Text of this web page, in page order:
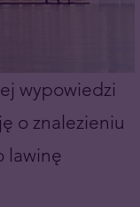
wypowiedzi
o znalezieniu
lawinę